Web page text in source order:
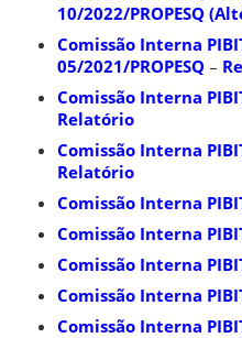
10/2022/PROPESQ
Comissão Interna
05/2021/PROPESQ –
Comissão Interna
Relatório
Comissão Interna
Relatório
Comissão Interna
Comissão Interna
Comissão Interna
Comissão Interna
Comissão Interna